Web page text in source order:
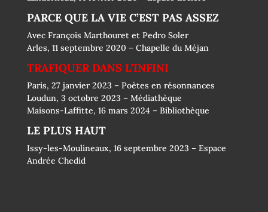
PARCE QUE LA VIE C’EST PAS ASSEZ
Avec François Marthouret et Pedro Soler
Arles, 11 septembre 2020 – Chapelle du Méjan
TRAFIQUER DANS L’INFINI
Paris, 27 janvier 2023 – Poètes en résonnances
Loudun, 3 octobre 2023 – Médiathèque
Maisons-Laffitte, 16 mars 2024 – Bibliothèque
LE PLUS HAUT
Issy-les-Moulineaux, 16 septembre 2023 – Espace
Andrée Chedid